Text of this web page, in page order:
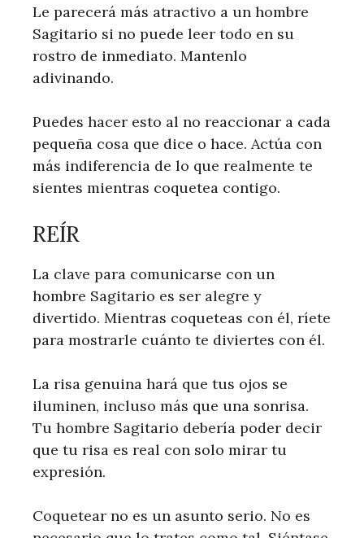
Le parecerá más atractivo a un hombre
Sagitario si no puede leer todo en su
rostro de inmediato. Mantenlo
adivinando.
Puedes hacer esto al no reaccionar a cada
pequeña cosa que dice o hace. Actúa con
más indiferencia de lo que realmente te
sientes mientras coquetea contigo.
REÍR
La clave para comunicarse con un
hombre Sagitario es ser alegre y
divertido. Mientras coqueteas con él, ríete
para mostrarle cuánto te diviertes con él.
La risa genuina hará que tus ojos se
iluminen, incluso más que una sonrisa.
Tu hombre Sagitario debería poder decir
que tu risa es real con solo mirar tu
expresión.
Coquetear no es un asunto serio. No es